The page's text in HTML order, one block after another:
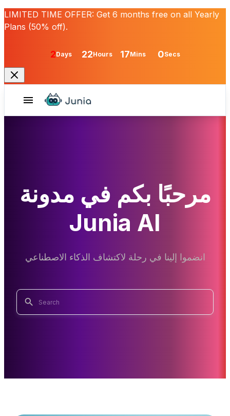
LIMITED TIME OFFER: Get 6 months free on all Yearly
Plans (50% off).
2Days 22Hours 17Mins 0Secs
مرحبًا بكم في مدونة
Junia AI
انضموا إلينا في رحلة لاكتشاف الذكاء الاصطناعي